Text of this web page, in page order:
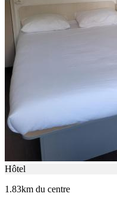
Hôtel
1.83km du centre